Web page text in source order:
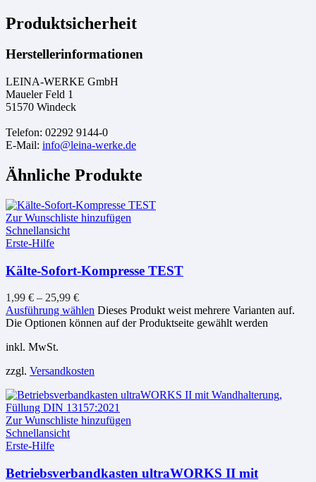
Produktsicherheit
Herstellerinformationen
LEINA-WERKE GmbH
Maueler Feld 1
51570 Windeck
Telefon: 02292 9144-0
E-Mail: info@leina-werke.de
Ähnliche Produkte
Zur Wunschliste hinzufügen
Schnellansicht
Erste-Hilfe
Kälte-Sofort-Kompresse TEST
1,99 € – 25,99 €
Ausführung wählen Dieses Produkt weist mehrere Varianten auf.
Die Optionen können auf der Produktseite gewählt werden
inkl. MwSt.
zzgl. Versandkosten
Zur Wunschliste hinzufügen
Schnellansicht
Erste-Hilfe
Betriebsverbandkasten ultraWORKS II mit